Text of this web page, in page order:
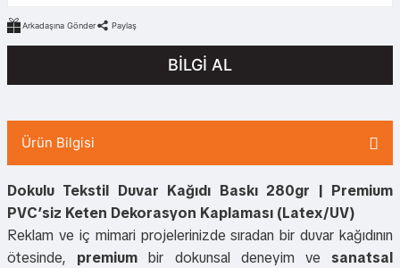
Arkadaşına Gönder Paylaş
BİLGİ AL
Ürün Bilgisi
Dokulu Tekstil Duvar Kağıdı Baskı 280gr | Premium
PVC’siz Keten Dekorasyon Kaplaması (Latex/UV)
Reklam ve iç mimari projelerinizde sıradan bir duvar kağıdının
ötesinde, premium bir dokunsal deneyim vesanatsal